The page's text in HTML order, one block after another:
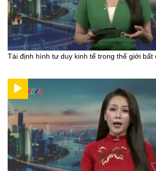
Tái định hình tư duy kinh tế trong thế giới bất